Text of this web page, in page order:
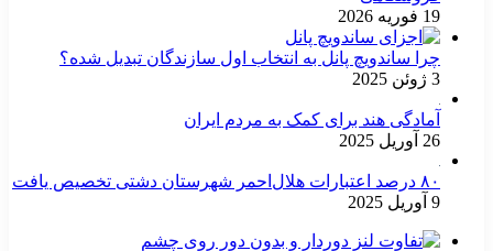
19 فوریه 2026
چرا ساندویچ پانل به انتخاب اول سازندگان تبدیل شده؟
3 ژوئن 2025
آمادگی هند برای کمک به مردم ایران
26 آوریل 2025
۸۰ درصد اعتبارات هلال‌احمر شهرستان دشتی تخصیص یافت
9 آوریل 2025